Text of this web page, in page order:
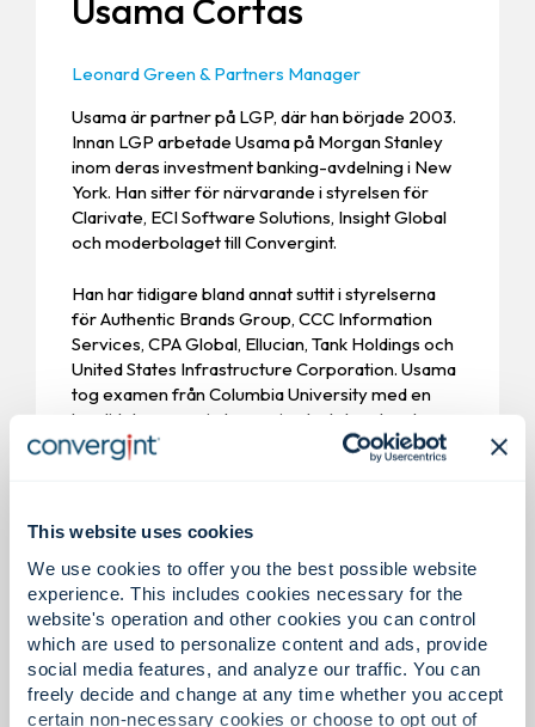
This website uses cookies
We use cookies to offer you the best possible website
experience. This includes cookies necessary for the
website's operation and other cookies you can control
which are used to personalize content and ads, provide
social media features, and analyze our traffic. You can
freely decide and change at any time whether you accept
certain non-necessary cookies or choose to opt out of
Usama Cortas
Leonard Green & Partners Manager
Usama är partner på LGP, där han började 2003.
Innan LGP arbetade Usama på Morgan Stanley
inom deras investment banking-avdelning i New
York. Han sitter för närvarande i styrelsen för
Clarivate, ECI Software Solutions, Insight Global
och moderbolaget till Convergint.
Han har tidigare bland annat suttit i styrelserna
för Authentic Brands Group, CCC Information
Services, CPA Global, Ellucian, Tank Holdings och
United States Infrastructure Corporation. Usama
tog examen från Columbia University med en
kandidatexamen i ekonomi och statsvetenskap.